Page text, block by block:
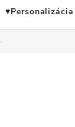
♥︎Personalizácia